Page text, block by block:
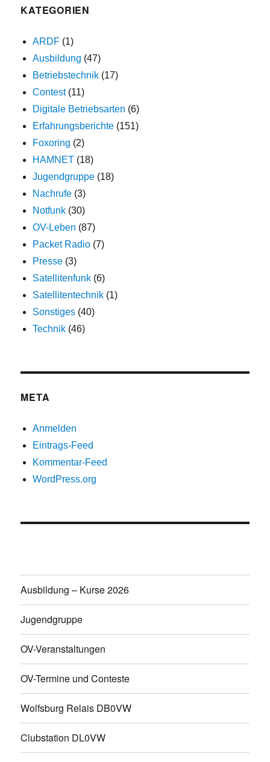
KATEGORIEN
ARDF (1)
Ausbildung (47)
Betriebstechnik (17)
Contest(11)
Digitale Betriebsarten (6)
Erfahrungsberichte (151)
Foxoring (2)
HAMNET (18)
Jugendgruppe (18)
Nachrufe (3)
Notfunk (30)
OV-Leben (87)
Packet Radio (7)
Presse (3)
Satellitenfunk (6)
Satellitentechnik (1)
Sonstiges (40)
Technik (46)
META
Anmelden
Eintrags-Feed
Kommentar-Feed
WordPress.org
Ausbildung – Kurse 2026
Jugendgruppe
OV-Veranstaltungen
OV-Termine und Conteste
Wolfsburg Relais DB0VW
Clubstation DL0VW